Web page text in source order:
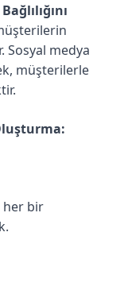
Sosyal medya
müşterilerle
her bir